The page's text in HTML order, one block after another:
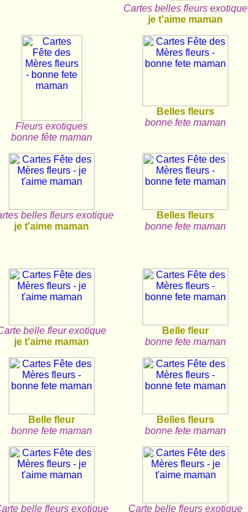
Cartes belles fleurs exotique
je t'aime maman
Fleurs exotiques
bonne fête maman
Belles fleurs
bonne fete maman
belles fleurs exotique
je t'aime maman
Belles fleurs
bonne fete maman
belle fleur exotique
je t'aime maman
Belle fleur
bonne fete maman
Belle fleur
bonne fete maman
Belles fleurs
bonne fete maman
belle fleurs exotique Carte belle fleurs exotique